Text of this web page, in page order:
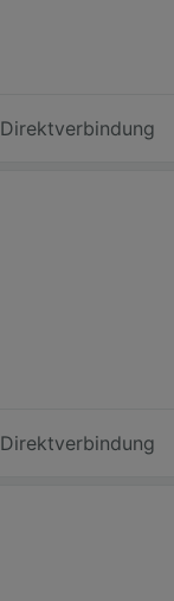
Direktverbindung
Direktverbindung